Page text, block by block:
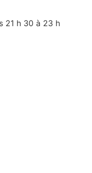
21 h 30 à 23 h